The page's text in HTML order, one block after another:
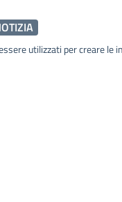
utilizzati per creare le